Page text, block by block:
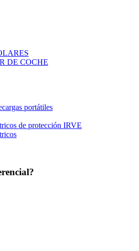
DE COCHE
portátiles
de protección IRVE